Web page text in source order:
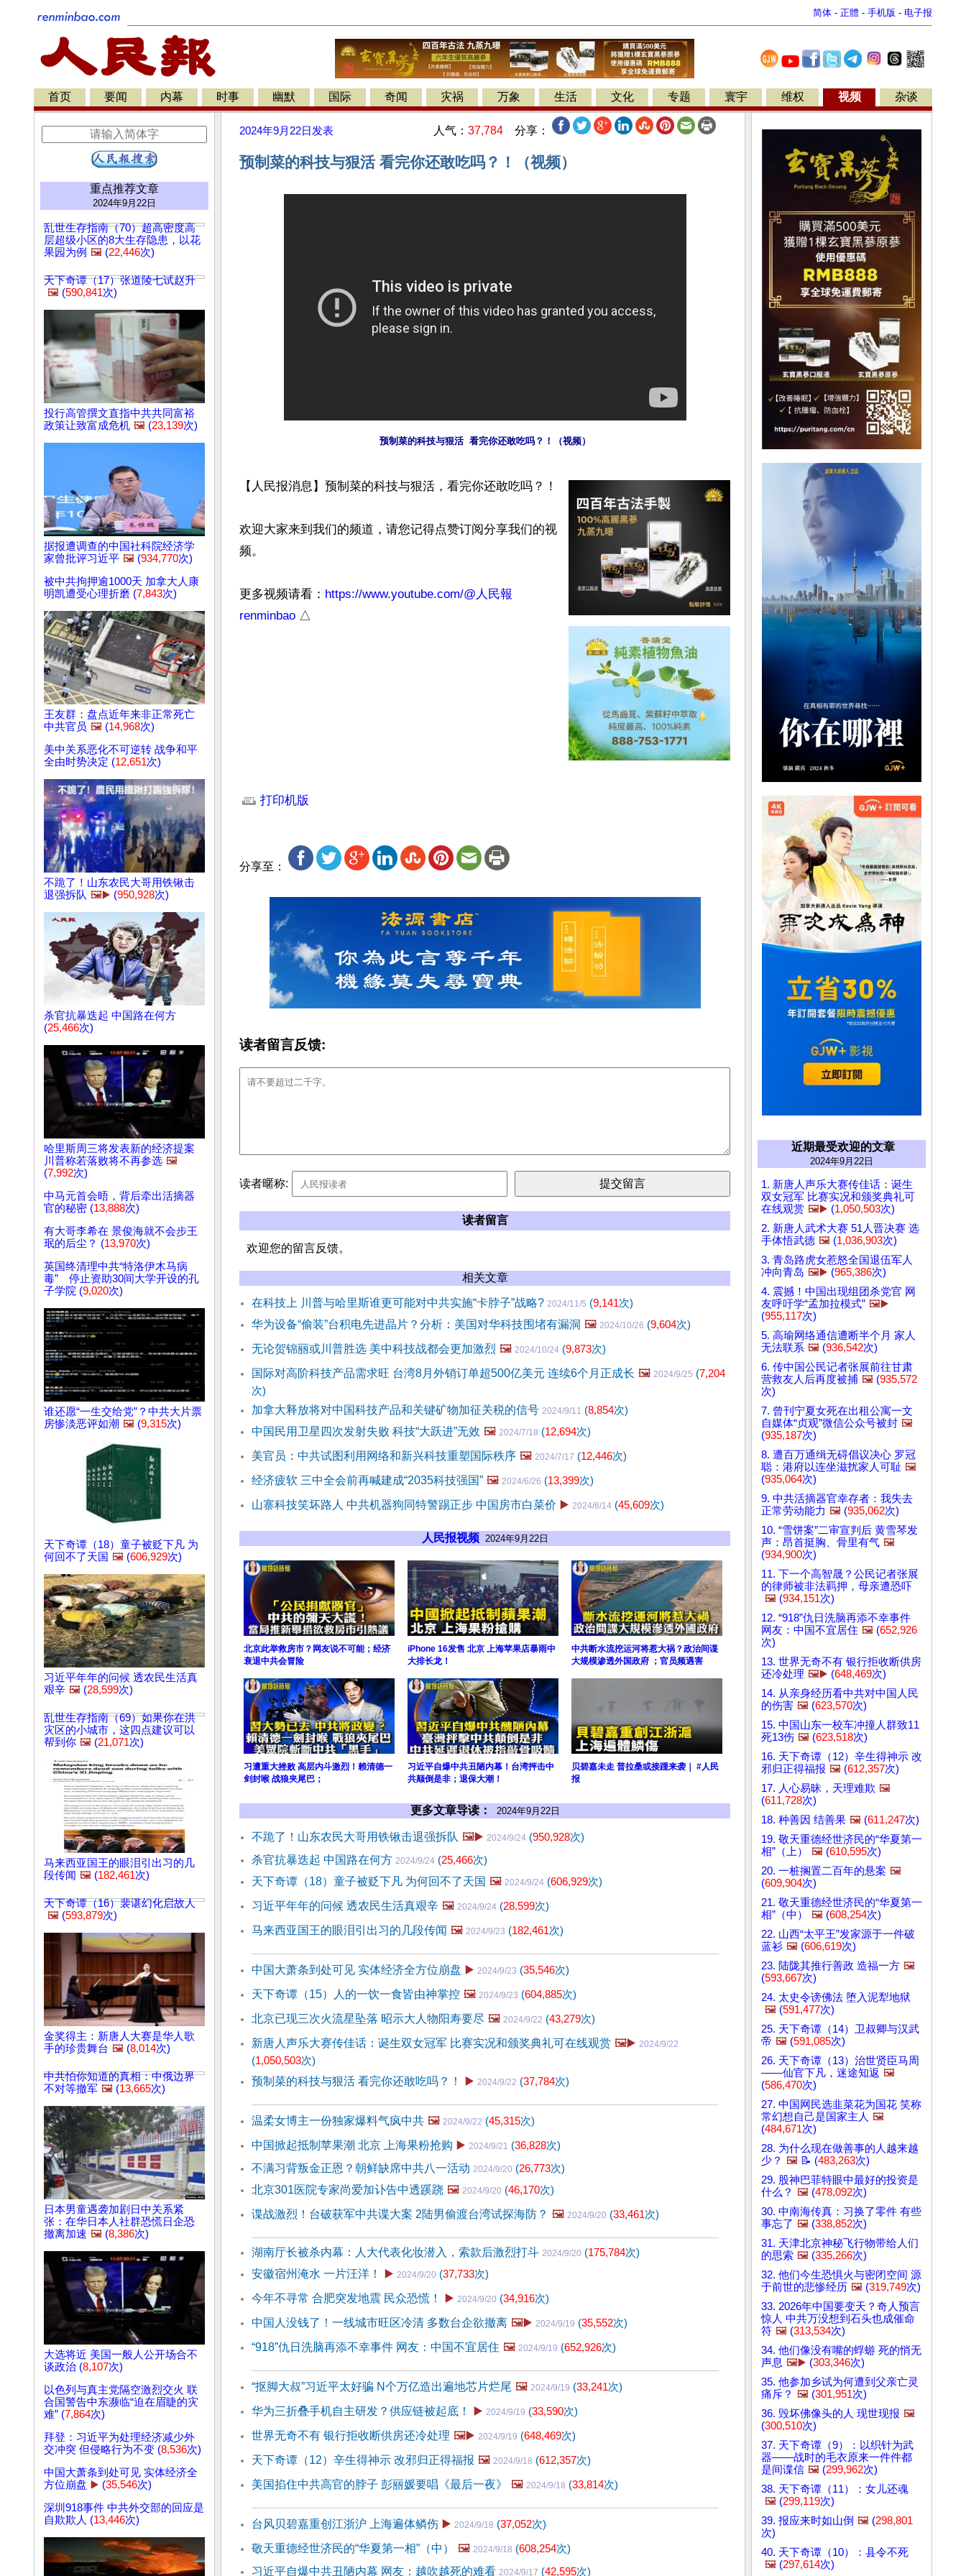
简体 - 正體 - 手机版 - 电子报
首页 要闻 内幕 时事 幽默 国际 奇闻 灾祸 万象 生活 文化 专题 寰宇 维权 视频 杂谈
重点推荐文章
2024年9月22日
乱世生存指南（70）超高密度高
层超级小区的8大生存隐患，以花
果园为例 🖼️ (22,446次)
天下奇谭（17）张道陵七试赵升
🖼️ (590,841次)
投行高管撰文直指中共共同富裕
政策让致富成危机 🖼️ (23,139次)
据报遭调查的中国社科院经济学
家曾批评习近平 🖼️ (934,770次)
被中共拘押逾1000天 加拿大人康
明凯遭受心理折磨 (7,843次)
王友群：盘点近年来非正常死亡
中共官员 🖼️ (14,968次)
美中关系恶化不可逆转 战争和平
全由时势决定 (12,651次)
不跪了！山东农民大哥用铁锹击
退强拆队 🖼️▶️ (950,928次)
杀官抗暴迭起 中国路在何方
(25,466次)
哈里斯周三将发表新的经济提案
川普称若落败将不再参选 🖼️
(7,992次)
中马元首会晤，背后牵出活摘器
官的秘密 (13,888次)
有大哥李希在 景俊海就不会步王
珉的后尘？ (13,970次)
英国终清理中共“特洛伊木马病
毒” 停止资助30间大学开设的孔
子学院 (9,020次)
谁还愿“一生交给党”？中共大片票
房惨淡恶评如潮 🖼️ (9,315次)
天下奇谭（18）童子被贬下凡 为
何回不了天国 🖼️ (606,929次)
习近平年年的问候 透农民生活真
艰辛 🖼️ (28,599次)
乱世生存指南（69）如果你在洪
灾区的小城市，这四点建议可以
帮到你 🖼️ (21,071次)
马来西亚国王的眼泪引出习的几
段传闻 🖼️ (182,461次)
天下奇谭（16）裴谌幻化启故人
🖼️ (593,879次)
金奖得主：新唐人大赛是华人歌
手的珍贵舞台 🖼️ (8,014次)
中共怕你知道的真相：中俄边界
不对等撤军 🖼️ (13,665次)
日本男童遇袭加剧日中关系紧
张：在华日本人社群恐慌日企恐
撤离加速 🖼️ (8,386次)
大选将近 美国一般人公开场合不
谈政治 (8,107次)
以色列与真主党隔空激烈交火 联
合国警告中东濒临“迫在眉睫的灾
难” (7,864次)
拜登：习近平为处理经济减少外
交冲突 但侵略行为不变 (8,536次)
中国大萧条到处可见 实体经济全
方位崩盘 ▶️ (35,546次)
深圳918事件 中共外交部的回应是
自欺欺人 (13,446次)
2024年9月22日 发表 人气： 37,784 分享：
预制菜的科技与狠活 看完你还敢吃吗？！（视频）
预制菜的科技与狠活  看完你还敢吃吗？！（视频）
【人民报消息】预制菜的科技与狠活，看完你还敢吃吗？！
欢迎大家来到我们的频道，请您记得点赞订阅分享我们的视
频。
更多视频请看： https://www.youtube.com/@人民報
renminbao △
打印机版
分享至：
读者留言反馈:
读者暱称:
读者留言
欢迎您的留言反馈。
相关文章
在科技上 川普与哈里斯谁更可能对中共实施“卡脖子”战略? 2024/11/5 (9,141次)
华为设备“偷装”台积电先进晶片？分析：美国对华科技围堵有漏洞 🖼️ 2024/10/26 (9,604次)
无论贺锦丽或川普胜选 美中科技战都会更加激烈 🖼️ 2024/10/24 (9,873次)
国际对高阶科技产品需求旺 台湾8月外销订单超500亿美元 连续6个月正成长 🖼️ 2024/9/25 (7,204
次)
加拿大释放将对中国科技产品和关键矿物加征关税的信号 2024/9/11 (8,854次)
中国民用卫星四次发射失败 科技“大跃进”无效 🖼️ 2024/7/18 (12,694次)
美官员：中共试图利用网络和新兴科技重塑国际秩序 🖼️ 2024/7/17 (12,446次)
经济疲软 三中全会前再喊建成“2035科技强国” 🖼️ 2024/6/26 (13,399次)
山寨科技笑坏路人 中共机器狗同特警踢正步 中国房市白菜价 ▶️ 2024/6/14 (45,609次)
人民报视频 2024年9月22日
北京此举救房市？网友说不可能；经济
衰退中共会冒险
iPhone 16发售 北京 上海苹果店暴雨中
大排长龙！
中共断水流挖运河将惹大祸？政治间谍
大规模渗透外国政府 ；官员频遇害
习遭重大挫败 高层内斗激烈！赖清德一
剑封喉 战狼夹尾巴；
习近平自爆中共丑陋内幕！台湾抨击中
共颠倒是非；退保大潮！
贝碧嘉未走 普拉桑或接踵来袭｜ #人民
报
更多文章导读： 2024年9月22日
不跪了！山东农民大哥用铁锹击退强拆队 🖼️▶️ 2024/9/24 (950,928次)
杀官抗暴迭起 中国路在何方 2024/9/24 (25,466次)
天下奇谭（18）童子被贬下凡 为何回不了天国 🖼️ 2024/9/24 (606,929次)
习近平年年的问候 透农民生活真艰辛 🖼️ 2024/9/24 (28,599次)
马来西亚国王的眼泪引出习的几段传闻 🖼️ 2024/9/23 (182,461次)
中国大萧条到处可见 实体经济全方位崩盘 ▶️ 2024/9/23 (35,546次)
天下奇谭（15）人的一饮一食皆由神掌控 🖼️ 2024/9/23 (604,885次)
北京已现三次火流星坠落 昭示大人物阳寿要尽 🖼️ 2024/9/22 (43,279次)
新唐人声乐大赛传佳话：诞生双女冠军 比赛实况和颁奖典礼可在线观赏 🖼️▶️ 2024/9/22
(1,050,503次)
预制菜的科技与狠活 看完你还敢吃吗？！
▶️ 2024/9/22 (37,784次)
温柔女博主一份独家爆料气疯中共 🖼️ 2024/9/22 (45,315次)
中国掀起抵制苹果潮 北京 上海果粉抢购 ▶️ 2024/9/21 (36,828次)
不满习背叛金正恩？朝鲜缺席中共八一活动 2024/9/20 (26,773次)
北京301医院专家尚爱加讣告中透蹊跷 🖼️ 2024/9/20 (46,170次)
谍战激烈！台破获军中共谍大案 2陆男偷渡台湾试探海防？ 🖼️ 2024/9/20 (33,461次)
湖南厅长被杀内幕：人大代表化妆潜入，索款后激烈打斗 2024/9/20 (175,784次)
安徽宿州淹水 一片汪洋！
▶️ 2024/9/20 (37,733次)
今年不寻常 合肥突发地震 民众恐慌！
▶️ 2024/9/20 (34,916次)
中国人没钱了！一线城市旺区冷清 多数台企欲撤离 🖼️▶️ 2024/9/19 (35,552次)
“918”仇日洗脑再添不幸事件 网友：中国不宜居住 🖼️ 2024/9/19 (652,926次)
“抠脚大叔”习近平太好骗 N个万亿造出遍地芯片烂尾 🖼️ 2024/9/19 (33,241次)
华为三折叠手机自主研发？供应链被起底！
▶️ 2024/9/19 (33,590次)
世界无奇不有 银行拒收断供房还冷处理 🖼️▶️ 2024/9/19 (648,469次)
天下奇谭（12）辛生得神示 改邪归正得福报 🖼️ 2024/9/18 (612,357次)
美国掐住中共高官的脖子 彭丽媛要唱《最后一夜》
🖼️ 2024/9/18 (33,814次)
台风贝碧嘉重创江浙沪 上海遍体鳞伤 ▶️ 2024/9/18 (37,052次)
敬天重德经世济民的“华夏第一相”（中）
🖼️ 2024/9/18 (608,254次)
习近平自爆中共丑陋内幕 网友：越吹越死的难看 2024/9/17 (42,595次)
近期最受欢迎的文章
2024年9月22日
1. 新唐人声乐大赛传佳话：诞生
双女冠军 比赛实况和颁奖典礼可
在线观赏 🖼️▶️ (1,050,503次)
2. 新唐人武术大赛 51人晋决赛 选
手体悟武德 🖼️ (1,036,903次)
3. 青岛路虎女惹怒全国退伍军人
冲向青岛 🖼️▶️ (965,386次)
4. 震撼！中国出现组团杀党官 网
友呼吁学“孟加拉模式” 🖼️▶️
(955,117次)
5. 高瑜网络通信遭断半个月 家人
无法联系 🖼️ (936,542次)
6. 传中国公民记者张展前往甘肃
营救友人后再度被捕 🖼️ (935,572
次)
7. 曾刊宁夏女死在出租公寓一文
自媒体“贞观”微信公众号被封 🖼️
(935,187次)
8. 遭百万通缉无碍倡议决心 罗冠
聪：港府以连坐滋扰家人可耻 🖼️
(935,064次)
9. 中共活摘器官幸存者：我失去
正常劳动能力 🖼️ (935,062次)
10. “雪饼案”二审宣判后 黄雪琴发
声：昂首挺胸、骨里有气 🖼️
(934,900次)
11. 下一个高智晟？公民记者张展
的律师被非法羁押，母亲遭恐​​吓
🖼️ (934,151次)
12. “918”仇日洗脑再添不幸事件
网友：中国不宜居住 🖼️ (652,926
次)
13. 世界无奇不有 银行拒收断供房
还冷处理 🖼️▶️ (648,469次)
14. 从亲身经历看中共对中国人民
的伤害 🖼️ (623,570次)
15. 中国山东一校车冲撞人群致11
死13伤 🖼️ (623,518次)
16. 天下奇谭（12）辛生得神示 改
邪归正得福报 🖼️ (612,357次)
17. 人心易昧，天理难欺 🖼️
(611,728次)
18. 种善因 结善果 🖼️ (611,247次)
19. 敬天重德经世济民的“华夏第一
相”（上）
🖼️ (610,595次)
20. 一桩搁置二百年的悬案 🖼️
(609,904次)
21. 敬天重德经世济民的“华夏第一
相”（中）
🖼️ (608,254次)
22. 山西“太平王”发家源于一件破
蓝衫 🖼️ (606,619次)
23. 陆陇其推行善政 造福一方 🖼️
(593,667次)
24. 太史令谤佛法 堕入泥犁地狱
🖼️ (591,477次)
25. 天下奇谭（14）卫叔卿与汉武
帝 🖼️ (591,085次)
26. 天下奇谭（13）治世贤臣马周
——仙官下凡，迷途知返 🖼️
(586,470次)
27. 中国网民选韭菜花为国花 笑称
常幻想自己是国家主人 🖼️
(484,671次)
28. 为什么现在做善事的人越来越
少？ 🖼️ 📝 (483,263次)
29. 股神巴菲特眼中最好的投资是
什么？ 🖼️ (478,092次)
30. 中南海传真：习换了零件 有些
事忘了 🖼️ (338,852次)
31. 天津北京神秘飞行物带给人们
的思索 🖼️ (335,266次)
32. 他们今生恐惧火与密闭空间 源
于前世的悲惨经历 🖼️ (319,749次)
33. 2026年中国要变天？奇人预言
惊人 中共万没想到石头也成催命
符 🖼️ (313,534次)
34. 他们像没有嘴的蜉蝣 死的悄无
声息 🖼️▶️ (303,346次)
35. 他参加乡试为何遭到父亲亡灵
痛斥？ 🖼️ (301,951次)
36. 毁坏佛像头的人 现世现报 🖼️
(300,510次)
37. 天下奇谭（9）：以织针为武
器——战时的毛衣原来一件件都
是间谍信 🖼️ (299,962次)
38. 天下奇谭（11）：女儿还魂
🖼️ (299,119次)
39. 报应来时如山倒 🖼️ (298,801
次)
40. 天下奇谭（10）：县令不死
🖼️ (297,614次)